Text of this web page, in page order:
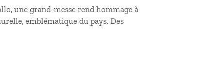
une grand-messe rend hommage à
emblématique du pays. Des